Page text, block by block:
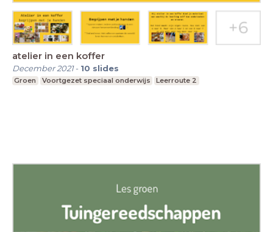
atelier in een koffer
December 2021- 10 slides
Groen Voortgezet speciaal onderwijs Leerroute 2